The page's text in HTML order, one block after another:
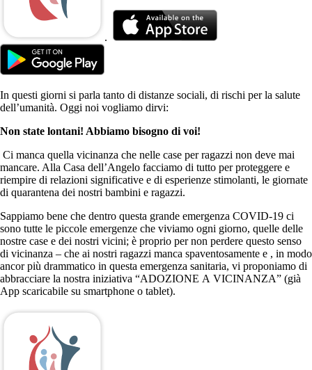
.
In questi giorni si parla tanto di distanze sociali, di rischi per la salute
dell’umanità. Oggi noi vogliamo dirvi:
Non state lontani! Abbiamo bisogno di voi!
Ci manca quella vicinanza che nelle case per ragazzi non deve mai
mancare. Alla Casa dell’Angelo facciamo di tutto per proteggere e
riempire di relazioni significative e di esperienze stimolanti, le giornate
di quarantena dei nostri bambini e ragazzi.
Sappiamo bene che dentro questa grande emergenza COVID-19 ci
sono tutte le piccole emergenze che viviamo ogni giorno, quelle delle
nostre case e dei nostri vicini; è proprio per non perdere questo senso
di vicinanza – che ai nostri ragazzi manca spaventosamente e , in modo
ancor più drammatico in questa emergenza sanitaria, vi proponiamo di
abbracciare la nostra iniziativa “ADOZIONE A VICINANZA” (già
App scaricabile su smartphone o tablet).